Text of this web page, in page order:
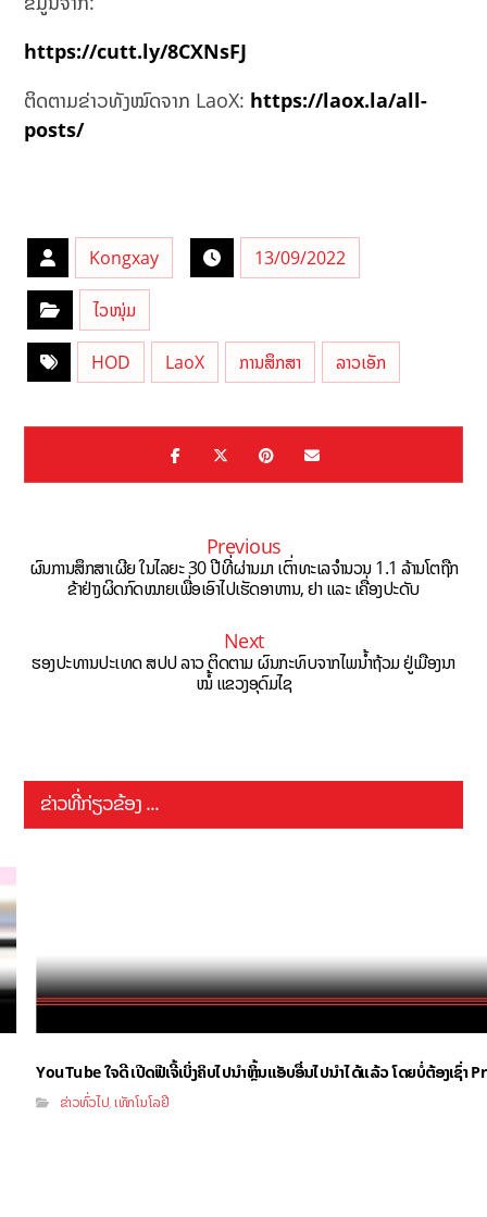
https://cutt.ly/8CXNsFJ
ຕິດຕາມຂ່າວທັງໝົດຈາກ LaoX: https://laox.la/all-
posts/
Kongxay 13/09/2022
ໄວໜຸ່ມ
HOD LaoX ການສຶກສາ ລາວເອັກ
Previous
ຜົນການສຶກສາເຜີຍ ໃນໄລຍະ 30 ປີທີ່ຜ່ານມາ ເຕົ່າທະເລຈໍານວນ 1.1 ລ້ານໂຕຖືກ
ຂ້າຢ່າງຜິດກົດໝາຍເພື່ອເອົາໄປເຮັດອາຫານ, ຢາ ແລະ ເຄື່ອງປະດັບ
Next
ຮອງປະທານປະເທດ ສປປ ລາວ ຕິດຕາມ ຜົນກະທົບຈາກໄພນ້ຳຖ້ວມ ຢູ່ເມືອງນາ
ໝໍ້ ແຂວງອຸດົມໄຊ
ຂ່າວທີ່ກ່ຽວຂ້ອງ ...
YouTube ໃຈດີ ເປີດຟີເຈີ້ເບິ່ງຄິບໄປນຳຫຼິ້ນແອັບອື່ນໄປນຳໄດ້ແລ້ວ ໂດຍບໍ່ຕ້ອງເຊົ່າ
ຂ່າວທົ່ວໄປ ,ເທັກໂນໂລຢີ